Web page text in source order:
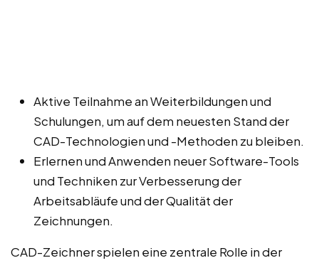
Aktive Teilnahme an Weiterbildungen und
Schulungen, um auf dem neuesten Stand der
CAD-Technologien und -Methoden zu bleiben.
Erlernen und Anwenden neuer Software-Tools
und Techniken zur Verbesserung der
Arbeitsabläufe und der Qualität der
Zeichnungen.
CAD-Zeichner spielen eine zentrale Rolle in der